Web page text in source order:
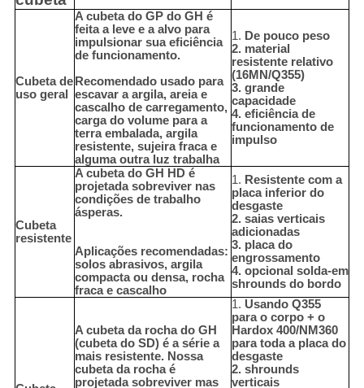
Cubeta de
uso geral
A cubeta do GP do GH é
feita a leve e a alvo para
impulsionar sua eficiência
de funcionamento.
Recomendado usado para
escavar a argila, areia e
cascalho de carregamento,
carga do volume para a
terra embalada, argila
resistente, sujeira fraca e
alguma outra luz trabalha
1. De pouco peso
2. material
resistente relativo
(16MN/Q355)
3. grande
capacidade
4. eficiência de
funcionamento de
impulso
Cubeta
resistente
A cubeta do GH HD é
projetada sobreviver nas
condições de trabalho
ásperas.
Aplicações recomendadas:
solos abrasivos, argila
compacta ou densa, rocha
fraca e cascalho
1. Resistente com a
placa inferior do
desgaste
2. saias verticais
adicionadas
3. placa do
engrossamento
4. opcional solda-em
shrounds do bordo
A cubeta da rocha do GH
(cubeta do SD) é a série a
mais resistente. Nossa
cubeta da rocha é
projetada sobreviver mas
1. Usando Q355
para o corpo + o
Hardox 400/NM360
para toda a placa do
desgaste
2. shrounds
verticais